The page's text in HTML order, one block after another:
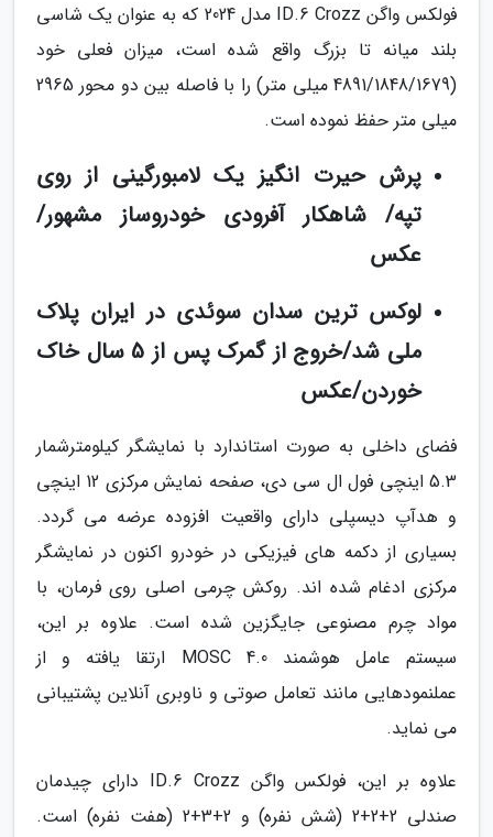
فولکس واگن ID.6 Crozz مدل 2024 که به عنوان یک شاسی
بلند میانه تا بزرگ واقع شده است، میزان فعلی خود
(4891/1848/1679 میلی متر) را با فاصله بین دو محور 2965
میلی متر حفظ نموده است.
پرش حیرت انگیز یک لامبورگینی از روی
تپه/ شاهکار آفرودی خودروساز مشهور/
عکس
لوکس ترین سدان سوئدی در ایران پلاک
ملی شد/خروج از گمرک پس از 5 سال خاک
خوردن/عکس
فضای داخلی به صورت استاندارد با نمایشگر کیلومترشمار
5.3 اینچی فول ال سی دی، صفحه نمایش مرکزی 12 اینچی
و هدآپ دیسپلی دارای واقعیت افزوده عرضه می گردد.
بسیاری از دکمه های فیزیکی در خودرو اکنون در نمایشگر
مرکزی ادغام شده اند. روکش چرمی اصلی روی فرمان، با
مواد چرم مصنوعی جایگزین شده است. علاوه بر این،
سیستم عامل هوشمند MOSC 4.0 ارتقا یافته و از
عملنمودهایی مانند تعامل صوتی و ناوبری آنلاین پشتیبانی
می نماید.
علاوه بر این، فولکس واگن ID.6 Crozz دارای چیدمان
صندلی 2+2+2 (شش نفره) و 2+3+2 (هفت نفره) است.